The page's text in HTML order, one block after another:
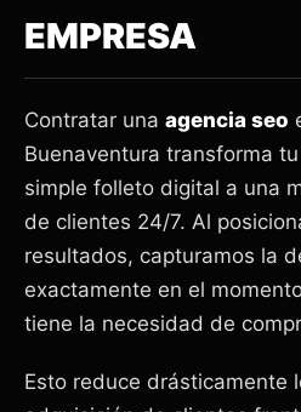
EMPRESA
Contratar una agencia seo
Buenaventura transforma
simple folleto digital a una
de clientes 24/7. Al
resultados, capturamos la
exactamente en el
tiene la necesidad de
Esto reduce drásticamente